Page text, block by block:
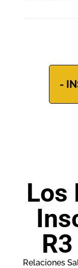
-
Los
Relaciones